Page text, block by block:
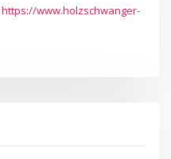
https://www.holzschwanger-